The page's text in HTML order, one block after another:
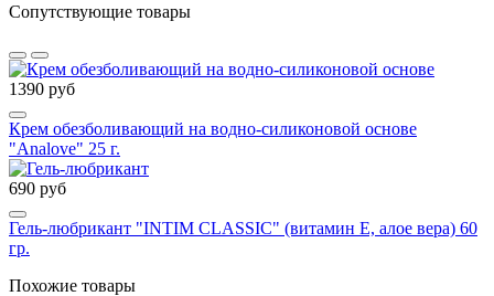
Сопутствующие товары
1390 руб
Крем обезболивающий на водно-силиконовой основе
"Analove" 25 г.
690 руб
Гель-любрикант "INTIM CLASSIC" (витамин Е, алое вера) 60
гр.
Похожие товары